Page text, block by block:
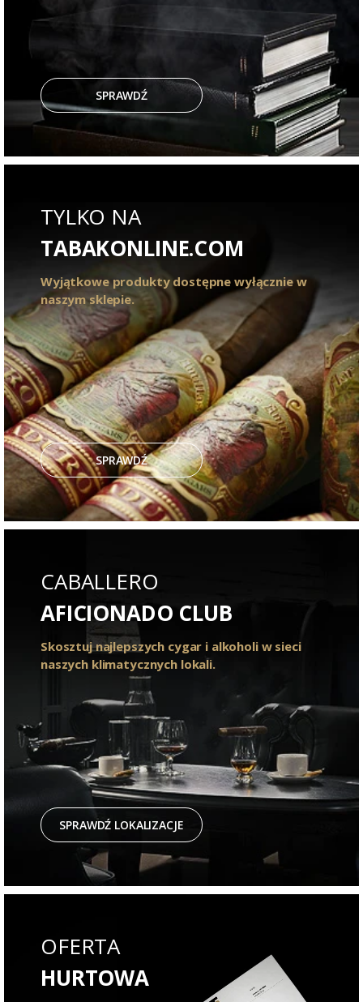
SPRAWDŹ
TYLKO NA
TABAKONLINE.COM
Wyjątkowe produkty dostępne wyłącznie w
naszym sklepie.
SPRAWDŹ
CABALLERO
AFICIONADO CLUB
Skosztuj najlepszych cygar i alkoholi w sieci
naszych klimatycznych lokali.
SPRAWDŹ LOKALIZACJE
OFERTA
HURTOWA